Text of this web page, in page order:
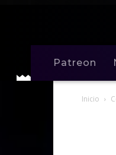
Patreon
Inicio